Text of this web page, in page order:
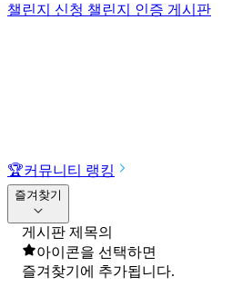
챌린지 신청 챌린지 인증 게시판
🏆커뮤니티 랭킹
즐겨찾기
게시판 제목의
아이콘을 선택하면
즐겨찾기에 추가됩니다.